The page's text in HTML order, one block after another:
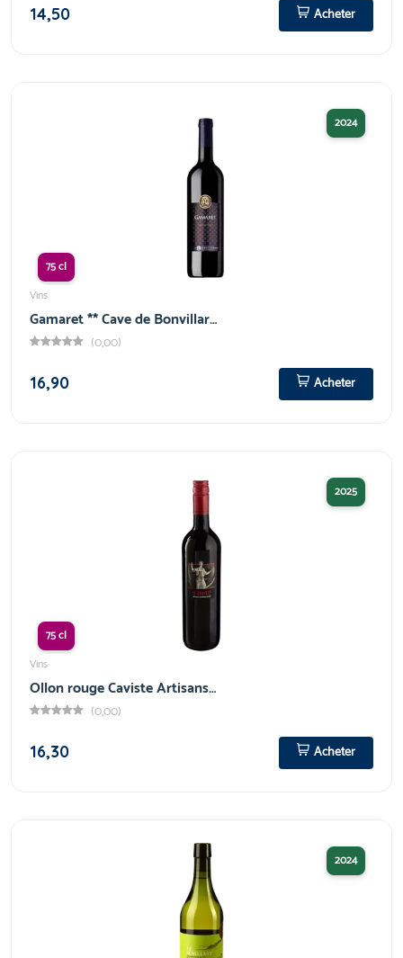
14,50
Acheter
2024
75 cl
Vins
Gamaret ** Cave de Bonvillar…
(0,00)
16,90
Acheter
2025
75 cl
Vins
Ollon rouge Caviste Artisans…
(0,00)
16,30
Acheter
2024